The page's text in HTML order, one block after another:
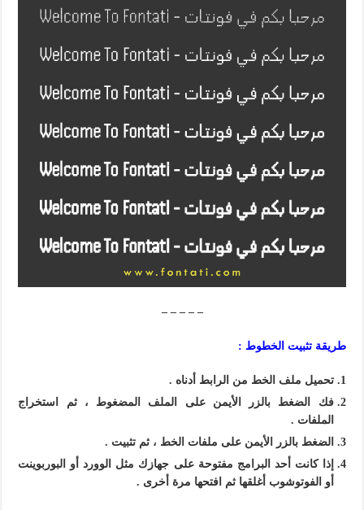
– – – – –
طريقة تثبيت الخطوط :
تحميل ملف الخط من الرابط أدناه .
فك الضغط بالزر الأيمن على الملف المضغوط ، ثم استخراج
الملفات .
الضغط بالزر الأيمن على ملفات الخط ، ثم تثبيت .
إذا كانت أحد البرامج مفتوحة على جهازك مثل الوورد أو البوربوينت
أو الفوتوشوب أغلقها ثم افتحها مرة أخرى .